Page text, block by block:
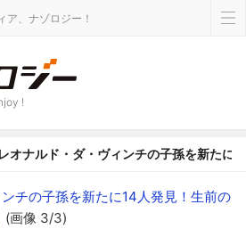
ア、ナゾロジー！
!
レオナルド・ダ・ヴィンチの子孫を新たに
チの子孫を新たに14人発見！生前の
(画像 3/3)